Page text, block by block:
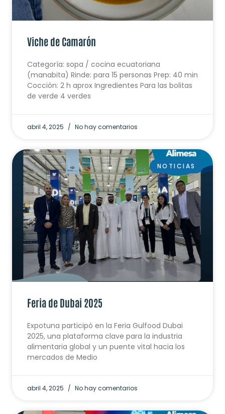
Viche de Camarón
Categoría: sopa / cocina ecuatoriana
(manabita) Rinde: para 15 personas Prep: 40 min
Cocción: 2 h aprox Ingredientes Para las bolitas
de verde 4 verdes
abril 4, 2025 No hay comentarios
NOTICIAS
Feria de Dubai 2025
Expotuna participó en la Feria Gulfood Dubai
2025, una plataforma clave para la industria
alimentaria global y un puente vital hacia los
mercados de Medio
abril 4, 2025 No hay comentarios